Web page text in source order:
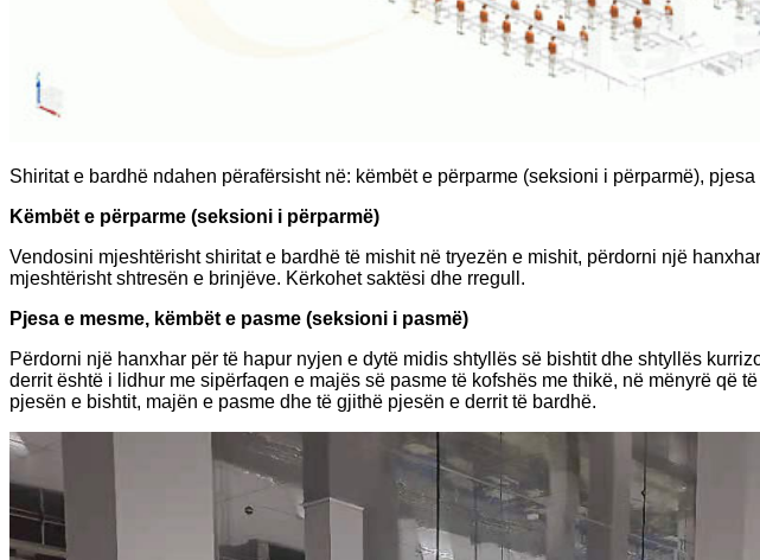
Shiritat e bardhë ndahen përafërsisht në: këmbët e përparme (seksioni i përparmë),
Këmbët e përparme (seksioni i përparmë)
Vendosini mjeshtërisht shiritat e bardhë të mishit në tryezën e mishit, përdorni një
mjeshtërisht shtresën e brinjëve. Kërkohet saktësi dhe rregull.
Pjesa e mesme, këmbët e pasme (seksioni i pasmë)
Përdorni një hanxhar për të hapur nyjen e dytë midis shtyllës së bishtit dhe shtyllës
derrit është i lidhur me sipërfaqen e majës së pasme të kofshës me thikë, në mënyrë që
pjesën e bishtit, majën e pasme dhe të gjithë pjesën e derrit të bardhë.